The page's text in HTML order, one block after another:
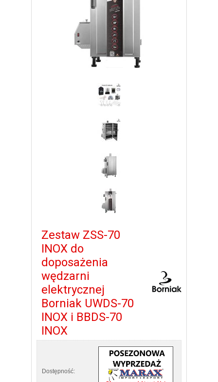
Zestaw ZSS-70
INOX do
doposażenia
wędzarni
elektrycznej
Borniak UWDS-70
INOX i BBDS-70
INOX
Dostępność: